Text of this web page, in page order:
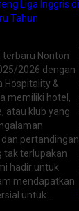
Liga Inggris di
Tahun
terbaru Nonton
2026 dengan
Hospitality &
memiliki hotel,
atau klub yang
pertandingan
tak terlupakan
hadir untuk
mendapatkan
untuk …